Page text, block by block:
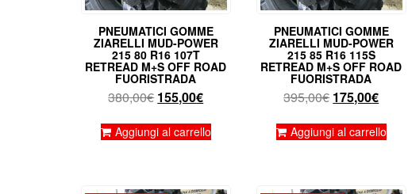
PNEUMATICI GOMME
ZIARELLI MUD-POWER
215 80 R16 107T
RETREAD M+S OFF ROAD
FUORISTRADA
380,00€ Il
originale
155,00€Il
attuale
Aggiungi al carrello
PNEUMATICI GOMME
ZIARELLI MUD-POWER
215 85 R16 115S
RETREAD M+S OFF ROAD
FUORISTRADA
395,00€ Il
originale
175,00€Il
attuale
Aggiungi al carrello